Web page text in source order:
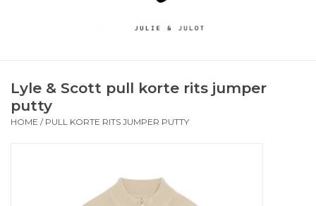
Schoenen
Lyle & Scott pull korte rits jumper
putty
HOME / PULL KORTE RITS JUMPER PUTTY